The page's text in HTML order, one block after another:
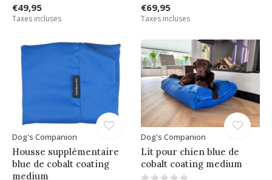
€49,95
Taxes incluses
€69,95
Taxes incluses
Dog's Companion
Housse supplémentaire
blue de cobalt coating
medium
Dog's Companion
Lit pour chien blue de
cobalt coating medium